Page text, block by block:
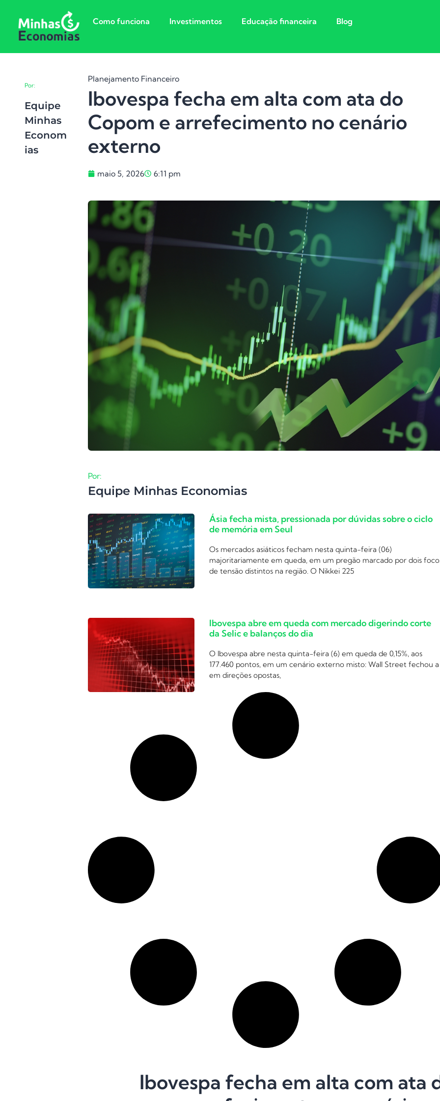
Como funciona Investimentos Educação financeira Blog
Por:
Equipe
Minhas
Econom
Ias
Planejamento Financeiro
Ibovespa fecha em alta com ata do
Copom e arrefecimento no cenário
externo
maio 5, 2026 6:11 pm
Por:
Equipe Minhas Economias
Ásia fecha mista, pressionada por dúvidas sobre o ciclo
de memória em Seul
Os mercados asiáticos fecham nesta quinta-feira (06)
majoritariamente em queda, em um pregão marcado por dois
de tensão distintos na região. O Nikkei 225
Ibovespa abre em queda com mercado digerindo corte
da Selic e balanços do dia
O Ibovespa abre nesta quinta-feira (6) em queda de 0,15%, aos
177.460 pontos, em um cenário externo misto: Wall Street fechou a
em direções opostas,
Ibovespa fecha em alta com ata